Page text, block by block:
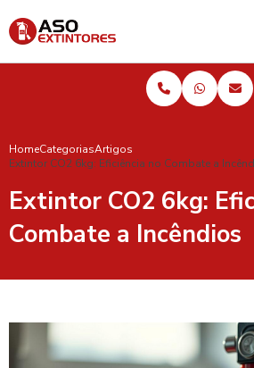
HomeCategoriasArtigos
Extintor CO2 6kg: Eficiência no Combate a
Extintor CO2 6kg:
Combate a Incêndios